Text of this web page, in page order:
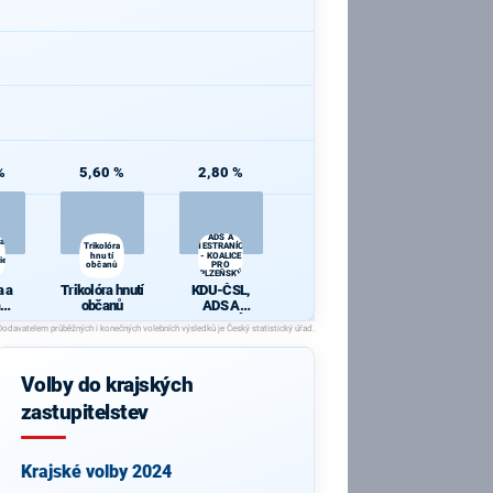
a
5,60 %
Trikolóra
hnutí
občanů
Trikolóra hnutí
občanů
2,80 %
ADS A
NESTRANÍCI
- KOALICE
PRO
PLZEŇSKÝ
KRAJ
KDU-ČSL,
ADS A
NESTRANÍCI -
KOALICE PRO
PLZEŇSKÝ
Volby do krajských
zastupitelstev
Krajské volby 2024